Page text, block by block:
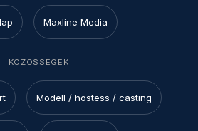
Maxline Media
KÖZÖSSÉGEK
Modell / hostess / casting